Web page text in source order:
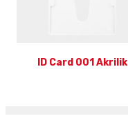
ID Card 001 Akrilik